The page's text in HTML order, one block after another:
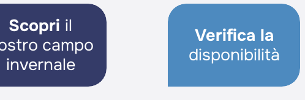
Scopri il
campo
invernale
Verifica la
disponibilità